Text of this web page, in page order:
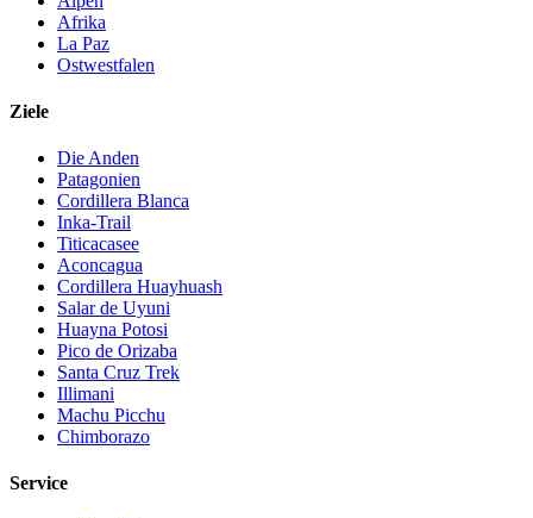
Afrika
La Paz
Ostwestfalen
Ziele
Die Anden
Patagonien
Cordillera Blanca
Inka-Trail
Titicacasee
Aconcagua
Cordillera Huayhuash
Salar de Uyuni
Huayna Potosi
Pico de Orizaba
Santa Cruz Trek
Illimani
Machu Picchu
Chimborazo
Service